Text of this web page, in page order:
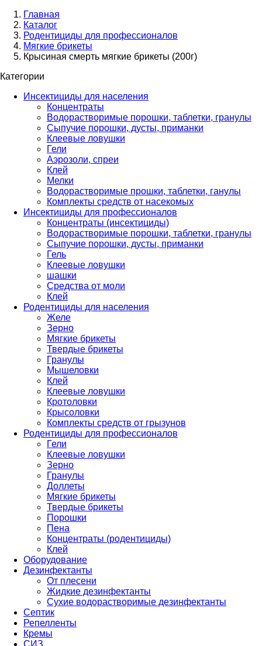
Главная
Каталог
Родентициды для профессионалов
Мягкие брикеты
Крысиная смерть мягкие брикеты (200г)
Категории
Инсектициды для населения
Концентраты
Водорастворимые порошки, таблетки, гранулы
Сыпучие порошки, дусты, приманки
Клеевые ловушки
Гели
Аэрозоли, спреи
Клей
Мелки
Водорастворимые прошки, таблетки, ганулы
Комплекты средств от насекомых
Инсектициды для профессионалов
Концентраты (инсектициды)
Водорастворимые порошки, таблетки, гранулы
Сыпучие порошки, дусты, приманки
Гель
Клеевые ловушки
шашки
Средства от моли
Клей
Родентициды для населения
Желе
Зерно
Мягкие брикеты
Твердые брикеты
Гранулы
Мышеловки
Клей
Клеевые ловушки
Кротоловки
Крысоловки
Комплекты средств от грызунов
Родентициды для профессионалов
Гели
Клеевые ловушки
Зерно
Гранулы
Доллеты
Мягкие брикеты
Твердые брикеты
Порошки
Пена
Концентраты (родентициды)
Клей
Оборудование
Дезинфектанты
От плесени
Жидкие дезинфектанты
Сухие водорастворимые дезинфектанты
Септик
Репелленты
Кремы
СИЗ